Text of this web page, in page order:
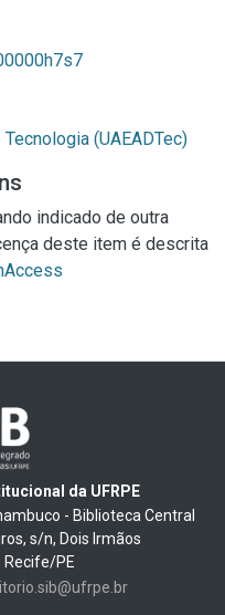
(UAEADTec)
indicado de outra
deste item é descrita
da UFRPE
- Biblioteca Central
s/n, Dois Irmãos
Recife/PE